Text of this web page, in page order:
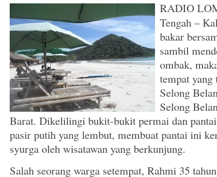
RADIO
Tengah –
bakar
sambil
ombak,
tempat yang
Selong
Selong
Barat. Dikelilingi bukit-bukit permai dan
pasir putih yang lembut, membuat pantai ini
syurga oleh wisatawan yang berkunjung.
Salah seorang warga setempat, Rahmi 35